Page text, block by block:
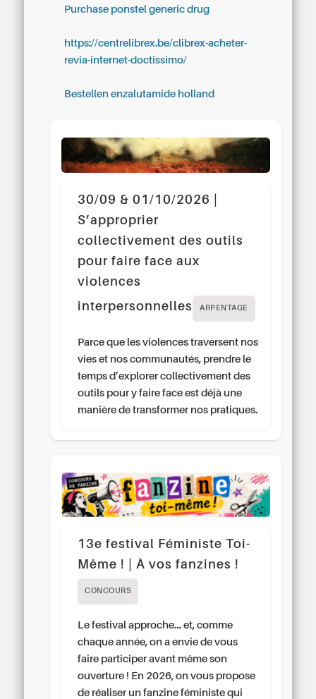
Purchase ponstel generic drug
https://centrelibrex.be/clibrex-acheter-
revia-internet-doctissimo/
Bestellen enzalutamide holland
30/09 & 01/10/2026 |
S’approprier
collectivement des outils
pour faire face aux
violences
interpersonnelles
ARPENTAGE
Parce que les violences traversent nos
vies et nos communautés, prendre le
temps d’explorer collectivement des
outils pour y faire face est déjà une
manière de transformer nos pratiques.
13e festival Féministe Toi-
Même ! | À vos fanzines !
CONCOURS
Le festival approche… et, comme
chaque année, on a envie de vous
faire participer avant même son
ouverture ! En 2026, on vous propose
de réaliser un fanzine féministe qui